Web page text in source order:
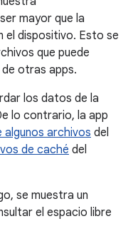
mayor que la
el dispositivo. Esto se
que puede
otras apps.
los datos de la
lo contrario, la app
algunos archivos del
de caché del
se muestra un
el espacio libre